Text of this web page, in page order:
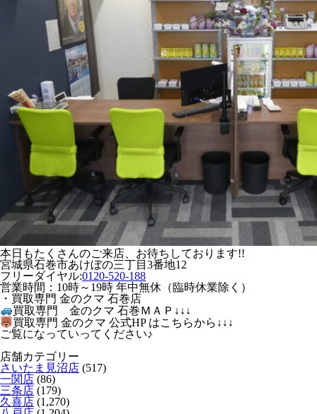
本日もたくさんのご来店、お待ちしております!!
宮城県石巻市あけぼの三丁目3番地12
フリーダイヤル:0120-520-188
営業時間：10時～19時 年中無休（臨時休業除く）
・買取専門 金のクマ 石巻店
買取専門 金のクマ 石巻ＭＡＰ↓↓↓
買取専門 金のクマ 公式HP はこちらから↓↓↓
ご覧になっていってください♪
店舗カテゴリー
さいたま見沼店 (517)
一関店 (86)
三条店 (179)
久喜店 (1,270)